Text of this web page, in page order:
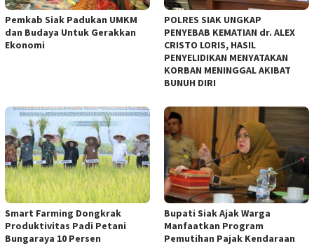
Pemkab Siak Padukan UMKM
dan Budaya Untuk Gerakkan
Ekonomi
POLRES SIAK UNGKAP
PENYEBAB KEMATIAN dr. ALEX
CRISTO LORIS, HASIL
PENYELIDIKAN MENYATAKAN
KORBAN MENINGGAL AKIBAT
BUNUH DIRI
Smart Farming Dongkrak
Produktivitas Padi Petani
Bungaraya 10 Persen
Bupati Siak Ajak Warga
Manfaatkan Program
Pemutihan Pajak Kendaraan